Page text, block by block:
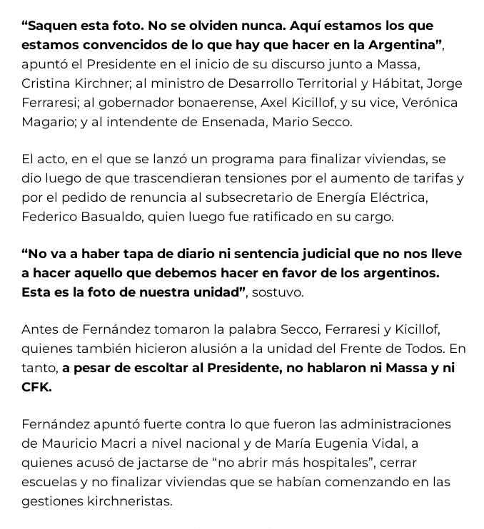
“Saquen esta foto. No se olviden nunca. Aquí estamos los que
estamos convencidos de lo que hay que hacer en la Argentina”,
apuntó el Presidente en el inicio de su discurso junto a Massa,
Cristina Kirchner; al ministro de Desarrollo Territorial y Hábitat, Jorge
Ferraresi; al gobernador bonaerense, Axel Kicillof, y su vice, Verónica
Magario; y al intendente de Ensenada, Mario Secco.
El acto, en el que se lanzó un programa para finalizar viviendas, se
dio luego de que trascendieran tensiones por el aumento de tarifas y
por el pedido de renuncia al subsecretario de Energía Eléctrica,
Federico Basualdo, quien luego fue ratificado en su cargo.
“No va a haber tapa de diario ni sentencia judicial que no nos lleve
a hacer aquello que debemos hacer en favor de los argentinos.
Esta es la foto de nuestra unidad”, sostuvo.
Antes de Fernández tomaron la palabra Secco, Ferraresi y Kicillof,
quienes también hicieron alusión a la unidad del Frente de Todos. En
tanto, a pesar de escoltar al Presidente, no hablaron ni Massa y ni
CFK.
Fernández apuntó fuerte contra lo que fueron las administraciones
de Mauricio Macri a nivel nacional y de María Eugenia Vidal, a
quienes acusó de jactarse de “no abrir más hospitales”, cerrar
escuelas y no finalizar viviendas que se habían comenzando en las
gestiones kirchneristas.